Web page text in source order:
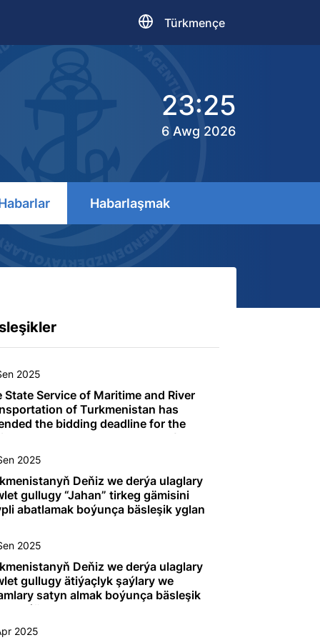
Türkmençe
23:25
6 Awg 2026
Habarlaşmak
2025
State Service of Maritime and River
of Turkmenistan has
the bidding deadline for the
supply, and management of the
of two Ro-Ro rail wagon
and one dry cargo vessel until 4
2025
Deňiz we derýa ulaglary
gullugy “Jahan” tirkeg gämisini
abatlamak boýunça bäsleşik yglan
2025
Deňiz we derýa ulaglary
gullugy ätiýaçlyk şaýlary we
satyn almak boýunça bäsleşik
edýär
2025